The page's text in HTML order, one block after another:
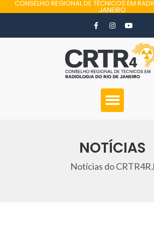
CONSELHO REGIONAL DE TÉCNICOS EM
JANEIRO
NOTÍCIAS
Notícias do CRTR4RJ